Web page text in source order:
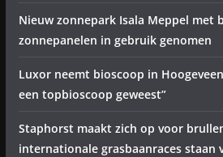
Nieuw zonnepark Isala Meppel met
zonnepanelen in gebruik genomen
Luxor neemt bioscoop in
een topbioscoop geweest”
Staphorst maakt zich op voor
internationale grasbaanraces staan